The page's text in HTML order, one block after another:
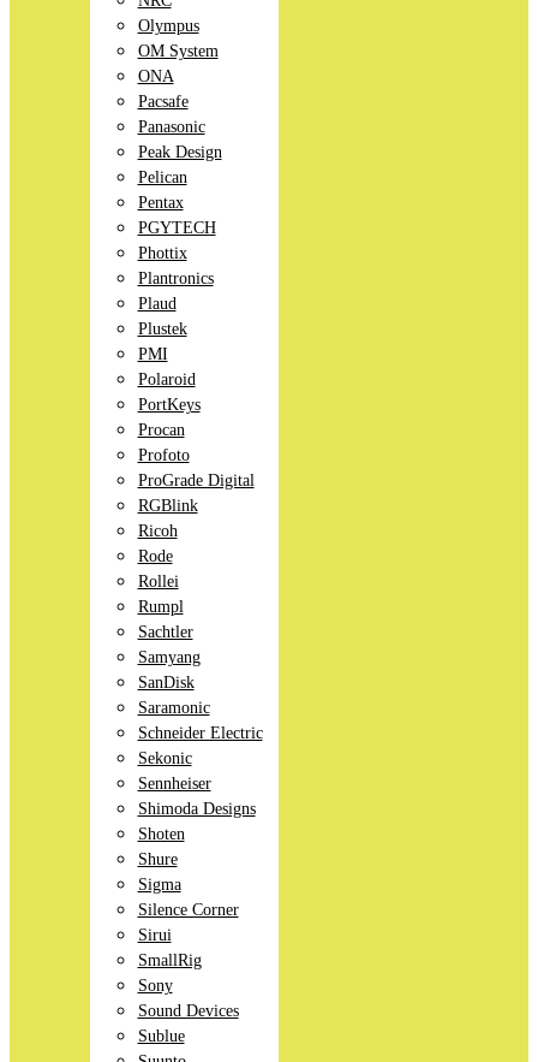
Olympus
OM System
ONA
Pacsafe
Panasonic
Peak Design
Pelican
Pentax
PGYTECH
Phottix
Plantronics
Plaud
Plustek
PMI
Polaroid
PortKeys
Procan
Profoto
ProGrade Digital
RGBlink
Ricoh
Rode
Rollei
Rumpl
Sachtler
Samyang
SanDisk
Saramonic
Schneider Electric
Sekonic
Sennheiser
Shimoda Designs
Shoten
Shure
Sigma
Silence Corner
Sirui
SmallRig
Sony
Sound Devices
Sublue